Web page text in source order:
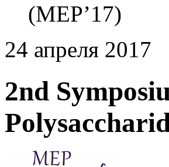
(MEP’17)
24 апреля 2017
2nd